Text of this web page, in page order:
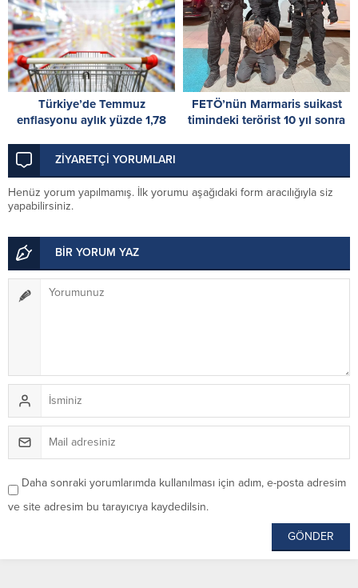
Türkiye’de Temmuz
enflasyonu aylık yüzde 1,78
FETÖ’nün Marmaris suikast
timindeki terörist 10 yıl sonra
ZİYARETÇİ YORUMLARI
Henüz yorum yapılmamış. İlk yorumu aşağıdaki form aracılığıyla siz
yapabilirsiniz.
BİR YORUM YAZ
Daha sonraki yorumlarımda kullanılması için adım, e-posta adresim
ve site adresim bu tarayıcıya kaydedilsin.